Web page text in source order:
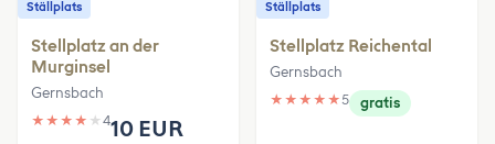
Ställplats
Stellplatz an der
Murginsel
Gernsbach
★ ★ ★ ★ ★ 410 EUR
Ställplats
Stellplatz Reichental
Gernsbach
★ ★ ★ ★ ★5 gratis